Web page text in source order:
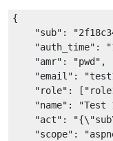
{
"sub" :
"auth_time" :
"amr" : "pwd" ,
"email" :
"role" : [
"name" : "Test
"act" :
"scope" :